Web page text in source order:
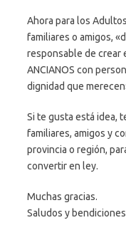
Ahora para los
familiares o amigos,
responsable de crear
ANCIANOS con
dignidad que
Si te gusta está idea,
familiares, amigos y
provincia o región,
convertir en ley.
Muchas gracias.
Saludos y